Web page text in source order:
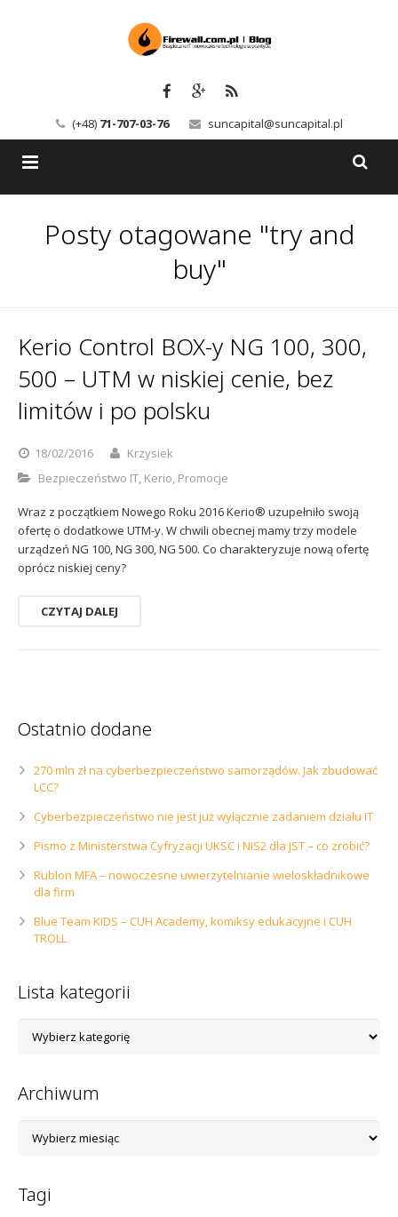
(+48) 71-707-03-76 suncapital@suncapital.pl
Backup-Solutions
Serwery pocztowe
Sophos
Usługi
Kontakt
Polityka prywatności
Posty otagowane "try and
buy"
Kerio Control BOX-y NG 100, 300,
500 – UTM w niskiej cenie, bez
limitów i po polsku
18/02/2016
Krzysiek
Bezpieczeństwo IT, Kerio, Promocje
Wraz z początkiem Nowego Roku 2016 Kerio® uzupełniło swoją
ofertę o dodatkowe UTM-y. W chwili obecnej mamy trzy modele
urządzeń NG 100, NG 300, NG 500. Co charakteryzuje nową ofertę
oprócz niskiej ceny?
CZYTAJ DALEJ
Ostatnio dodane
270 mln zł na cyberbezpieczeństwo samorządów. Jak zbudować
LCC?
Cyberbezpieczeństwo nie jest już wyłącznie zadaniem działu IT
Pismo z Ministerstwa Cyfryzacji UKSC i NIS2 dla JST – co zrobić?
Rublon MFA – nowoczesne uwierzytelnianie wieloskładnikowe
dla firm
Blue Team KIDS – CUH Academy, komiksy edukacyjne i CUH
TROLL
Lista kategorii
kategorii
Archiwum
Tagi